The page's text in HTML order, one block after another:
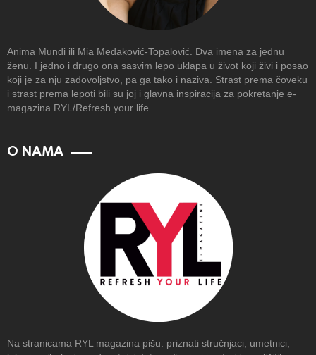
Anima Mundi ili Mia Medaković-Topalović. Dva imena za jednu
ženu. I jedno i drugo ona sasvim lepo uklapa u život koji živi i posao
koji je za nju zadovoljstvo, pa ga tako i naziva. Strast prema čoveku
i strast prema lepoti bili su joj i glavna inspiracija za pokretanje e-
magazina RYL/Refresh your life
O NAMA
Na stranicama RYL magazina pišu: priznati stručnjaci, umetnici,